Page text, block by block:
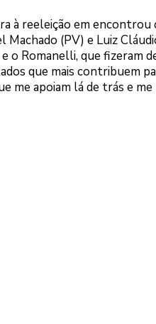
à reeleição em encontrou
(PV) e Luiz
o Romanelli, que fizeram
que mais contribuem
me apoiam lá de trás e me